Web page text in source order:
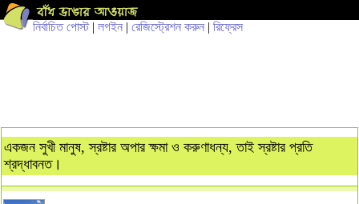
নির্বাচিত পোস্ট| লগইন | রেজিস্ট্রেশন করুন | রিফ্রেস
একজন সুখী মানুষ, স্রষ্টার অপার ক্ষমা ও করুণাধন্য, তাই স্রষ্টার প্রতি
শ্রদ্ধাবনত।